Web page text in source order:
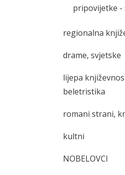
pripovijetke -
regionalna
drame, svjetske
lijepa
beletristika
romani strani,
kultni
NOBELOVCI